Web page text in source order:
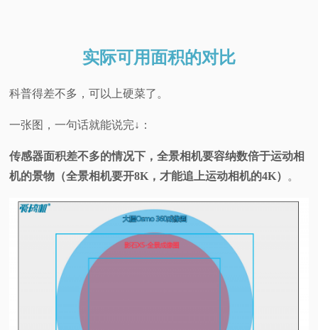
实际可用面积的对比
科普得差不多，可以上硬菜了。
一张图，一句话就能说完↓：
传感器面积差不多的情况下，全景相机要容纳数倍于运动相
机的景物（全景相机要开8K，才能追上运动相机的4K） 。